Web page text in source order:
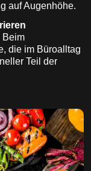
auf Augenhöhe.
Beim
die im Büroalltag
Teil der